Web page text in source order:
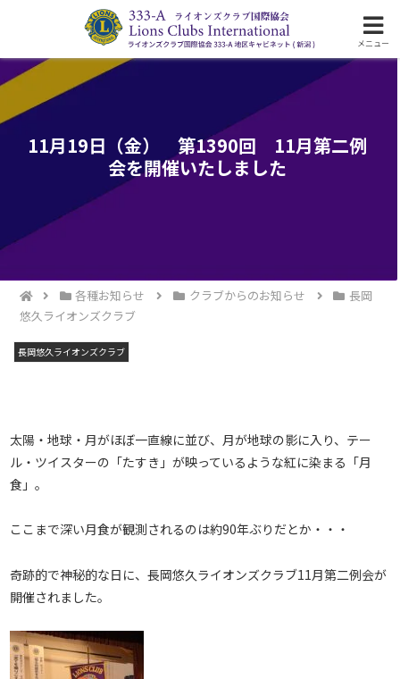
ライオンズクラブ国際協会333-A地区の活動
11月19日（金） 第1390回 11月第二例
会を開催いたしました
各種お知らせ クラブからのお知らせ
長岡
悠久ライオンズクラブ
長岡悠久ライオンズクラブ
太陽・地球・月がほぼ一直線に並び、月が地球の影に入り、テー
ル・ツイスターの「たすき」が映っているような紅に染まる「月
食」。
ここまで深い月食が観測されるのは約90年ぶりだとか・・・
奇跡的で神秘的な日に、長岡悠久ライオンズクラブ11月第二例会が
開催されました。
メニュー